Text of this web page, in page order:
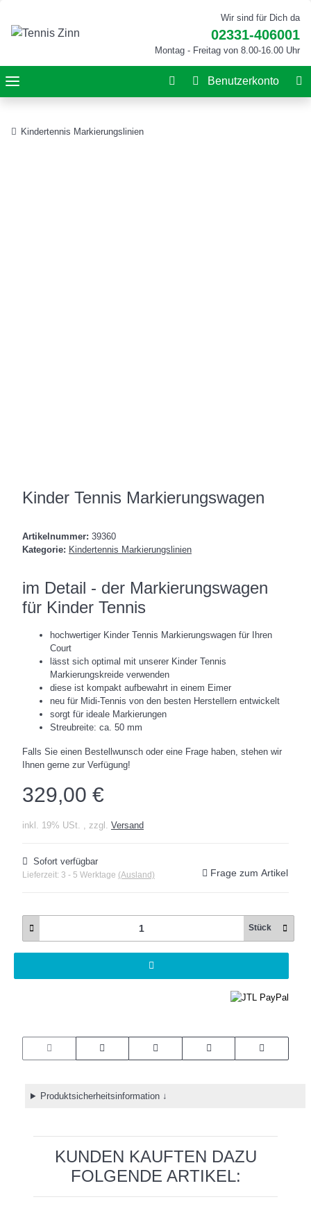
Wir sind für Dich da
02331-406001
Montag - Freitag von 8.00-16.00 Uhr
Benutzerkonto
Kindertennis Markierungslinien
Kinder Tennis Markierungswagen
Artikelnummer: 39360
Kategorie: Kindertennis Markierungslinien
im Detail - der Markierungswagen
für Kinder Tennis
hochwertiger Kinder Tennis Markierungswagen für Ihren
Court
lässt sich optimal mit unserer Kinder Tennis
Markierungskreide verwenden
diese ist kompakt aufbewahrt in einem Eimer
neu für Midi-Tennis von den besten Herstellern entwickelt
sorgt für ideale Markierungen
Streubreite: ca. 50 mm
Falls Sie einen Bestellwunsch oder eine Frage haben, stehen wir
Ihnen gerne zur Verfügung!
329,00 €
inkl. 19% USt. , zzgl. Versand
Sofort verfügbar
Lieferzeit: 3 - 5 Werktage (Ausland) Frage zum Artikel
Stück
Produktsicherheitsinformation ↓
KUNDEN KAUFTEN DAZU
FOLGENDE ARTIKEL: